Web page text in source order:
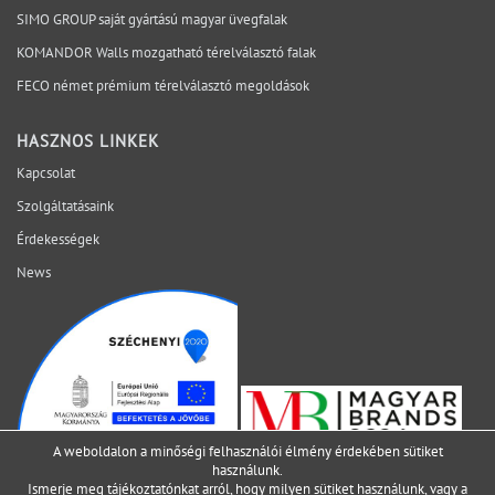
rendszerben vizsgálja, hogy a bizonytalanság ne a
helyszínen váljon láthatóvá. Mely kérdéseket érdemes
lezárni még az ajánlatkérés előtt? Egyeztessen műszaki
SIMO GROUP saját gyártású magyar üvegfalak
KOMANDOR Walls mozgatható térelválasztó falak
FECO német prémium térelválasztó megoldások
HASZNOS LINKEK
Kapcsolat
Szolgáltatásaink
Érdekességek
News
A weboldalon a minőségi felhasználói élmény érdekében sütiket
használunk.
Ismerje meg tájékoztatónkat arról, hogy milyen sütiket használunk, vagy a